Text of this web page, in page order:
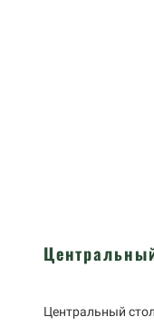
Центральный